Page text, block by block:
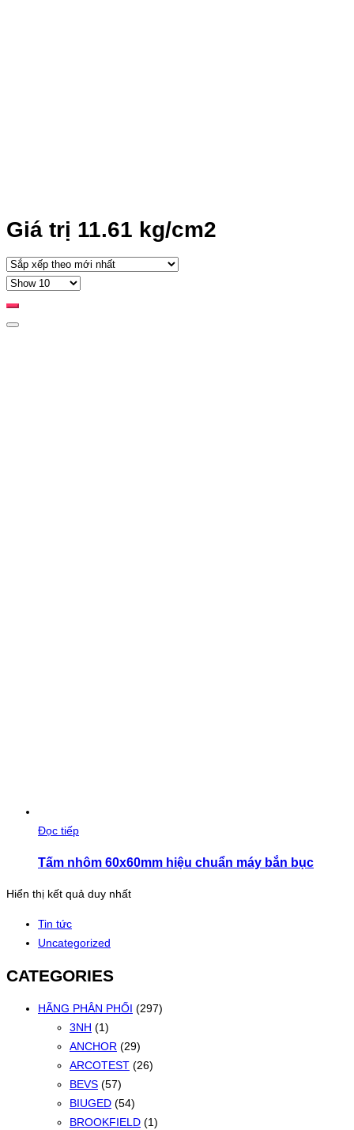
Giá trị 11.61 kg/cm2
Đọc tiếp
Tấm nhôm 60x60mm hiệu chuẩn máy bắn bục
Hiển thị kết quả duy nhất
Tin tức
Uncategorized
CATEGORIES
HÃNG PHÂN PHỐI (297)
3NH (1)
ANCHOR (29)
ARCOTEST (26)
BEVS (57)
BIUGED (54)
BROOKFIELD (1)